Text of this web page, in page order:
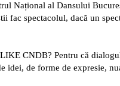
Național al Dansului
fac spectacolul, dacă un
CNDB? Pentru că
idei, de forme de expresie,